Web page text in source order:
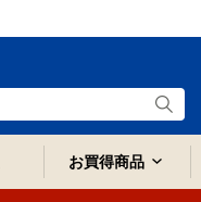
お買得商品